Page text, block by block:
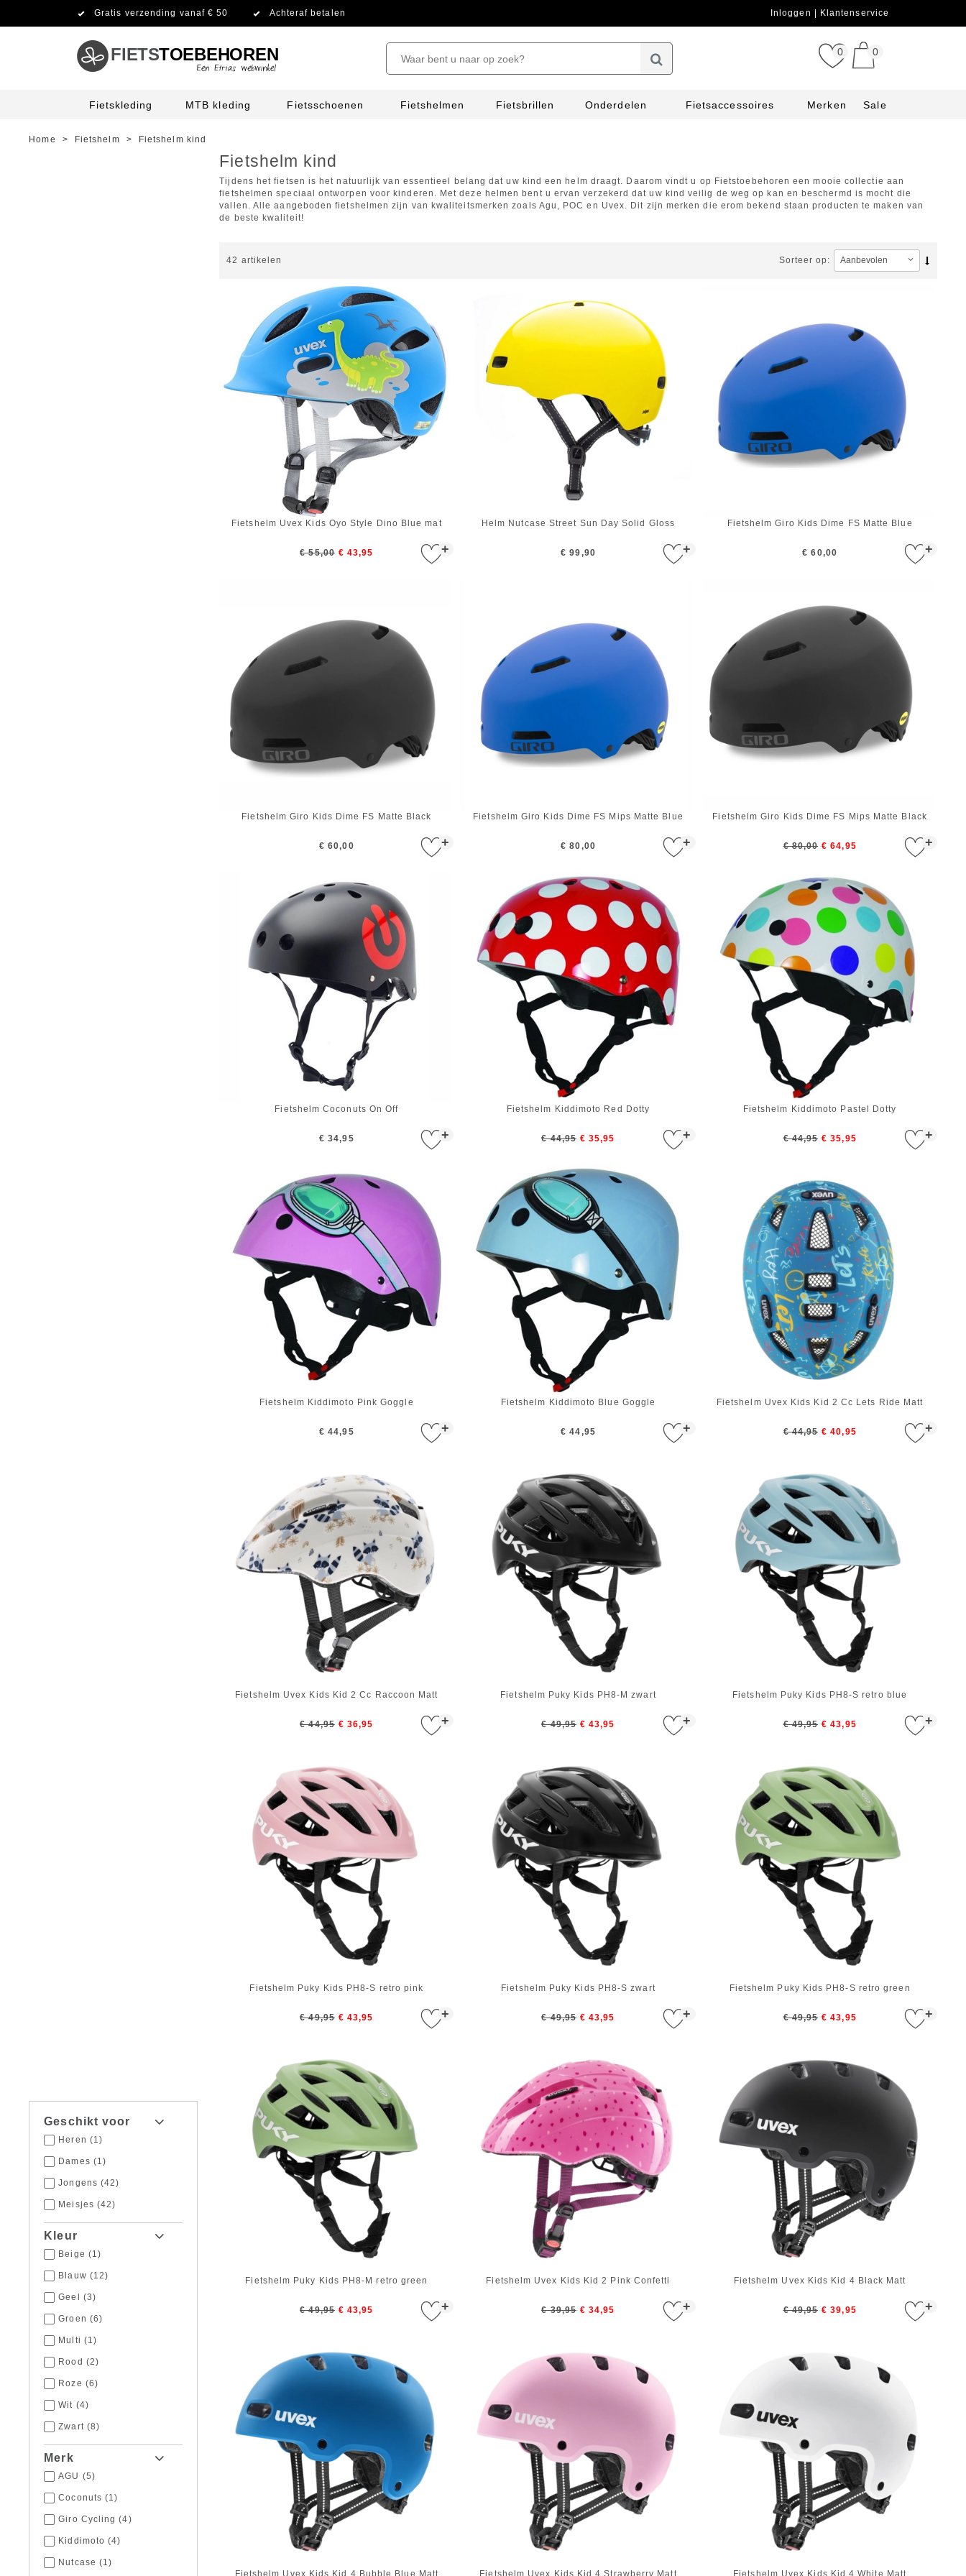
Gratis verzending vanaf € 50 Achteraf betalen Inloggen Klantenservice
FIETSTOEBEHOREN 0 0
Fietskleding MTB kleding Fietsschoenen Fietshelmen Fietsbrillen Onderdelen Fietsaccessoires Merken Sale
Home > Fietshelm > Fietshelm kind
Geschikt voor
Heren (1)
Dames (1)
Jongens (42)
Meisjes (42)
Kleur
Beige (1)
Blauw (12)
Geel (3)
Groen (6)
Multi (1)
Rood (2)
Roze (6)
Wit (4)
Zwart(8)
Merk
AGU (5)
Coconuts (1)
Giro Cycling (4)
Kiddimoto (4)
Nutcase (1)
Fietshelm kind
Tijdens het fietsen is het natuurlijk van essentieel belang dat uw kind een helm draagt. Daarom vindt u op Fietstoebehoren een mooie collectie aan
fietshelmen speciaal ontworpen voor kinderen. Met deze helmen bent u ervan verzekerd dat uw kind veilig de weg op kan en beschermd is mocht die
vallen. Alle aangeboden fietshelmen zijn van kwaliteitsmerken zoals Agu, POC en Uvex. Dit zijn merken die erom bekend staan producten te maken van
de beste kwaliteit!
42 artikelen Sorteer op:
+
Fietshelm Uvex Kids Oyo Style Dino Blue mat
€ 55,00 € 43,95 +
Helm Nutcase Street Sun Day Solid Gloss
€ 99,90 +
Fietshelm Giro Kids Dime FS Matte Blue
€ 60,00
+
Fietshelm Giro Kids Dime FS Matte Black
€ 60,00 +
Fietshelm Giro Kids Dime FS Mips Matte Blue
€ 80,00 +
Fietshelm Giro Kids Dime FS Mips Matte Black
€ 80,00 € 64,95
+
Fietshelm Coconuts On Off
€ 34,95 +
Fietshelm Kiddimoto Red Dotty
€ 44,95 € 35,95 +
Fietshelm Kiddimoto Pastel Dotty
€ 44,95 € 35,95
+
Fietshelm Kiddimoto Pink Goggle
€ 44,95 +
Fietshelm Kiddimoto Blue Goggle
€ 44,95 +
Fietshelm Uvex Kids Kid 2 Cc Lets Ride Matt
€ 44,95 € 40,95
+
Fietshelm Uvex Kids Kid 2 Cc Raccoon Matt
€ 44,95 € 36,95 +
Fietshelm Puky Kids PH8-M zwart
€ 49,95 € 43,95 +
Fietshelm Puky Kids PH8-S retro blue
€ 49,95 € 43,95
+
Fietshelm Puky Kids PH8-S retro pink
€ 49,95 € 43,95 +
Fietshelm Puky Kids PH8-S zwart
€ 49,95 € 43,95 +
Fietshelm Puky Kids PH8-S retro green
€ 49,95 € 43,95
+
Fietshelm Puky Kids PH8-M retro green
€ 49,95 € 43,95 +
Fietshelm Uvex Kids Kid 2 Pink Confetti
€ 39,95 € 34,95 +
Fietshelm Uvex Kids Kid 4 Black Matt
€ 49,95 € 39,95
Fietshelm Uvex Kids Kid 4 Bubble Blue Matt Fietshelm Uvex Kids Kid 4 Strawberry Matt Fietshelm Uvex Kids Kid 4 White Matt